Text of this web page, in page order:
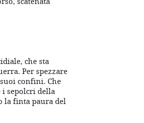
che sta
Per spezzare
confini. Che
i sepolcri della
la finta paura del